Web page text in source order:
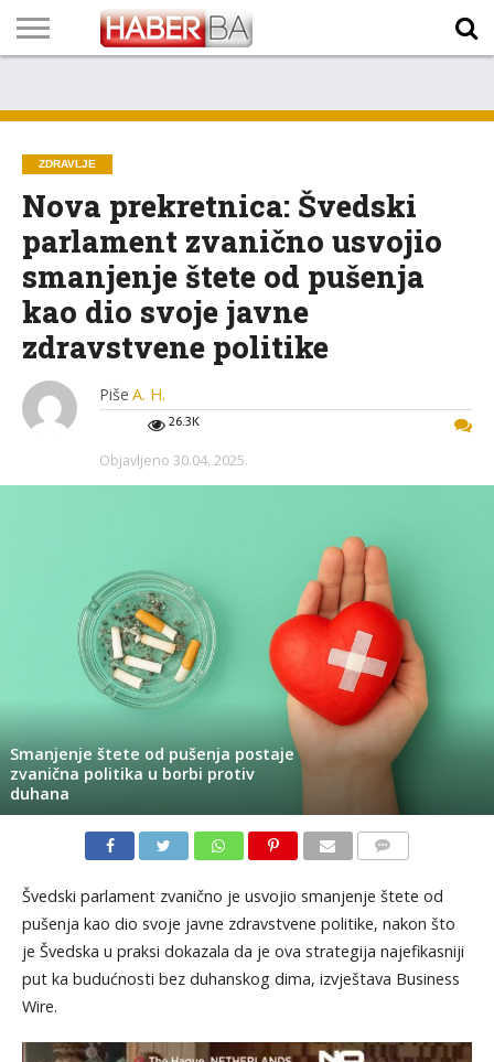
TECH
PROGRAM
PROGNOZA
PUTEVIMA
LISTA
NAMA
ZDRAVLJE
Nova prekretnica: Švedski
parlament zvanično usvojio
smanjenje štete od pušenja
kao dio svoje javne
zdravstvene politike
Piše A. H.
26.3K
Objavljeno 30.04. 2025.
Smanjenje štete od pušenja postaje
zvanična politika u borbi protiv
duhana
Švedski parlament zvanično je usvojio smanjenje štete od
pušenja kao dio svoje javne zdravstvene politike, nakon što
je Švedska u praksi dokazala da je ova strategija najefikasniji
put ka budućnosti bez duhanskog dima, izvještava Business
Wire.